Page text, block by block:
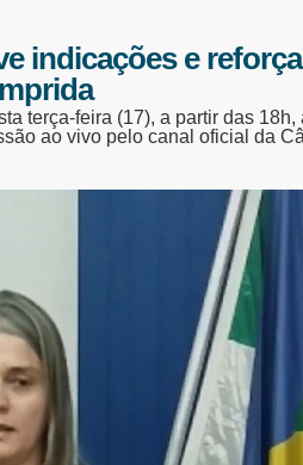
indicações e reforça
terça-feira (17), a partir das 18h,
ao vivo pelo canal oficial da